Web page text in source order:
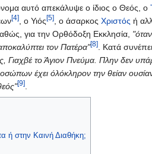
αυτό απεκάλυψε ο ίδιος ο Θεός, ο
[4], ο Υιός[5], ο άσαρκος Χριστός ή
για την Ορθόδοξη Εκκλησία,
τον Πατέρα"[8]. Κατά
το Άγιον Πνεύμα. Πλην δεν
έχει όλόκληρον την θείαν
[9].
ή στην Καινή Διαθήκη;